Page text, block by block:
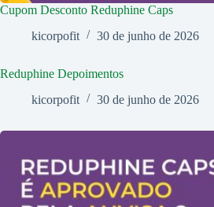
Cupom Desconto Reduphine Caps
kicorpofit
30 de junho de 2026
Reduphine Depoimentos
kicorpofit
30 de junho de 2026